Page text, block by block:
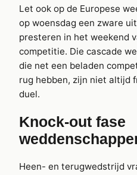
Let ook op de Europese
op woensdag een zware
presteren in het weekend
competitie. Die cascade
die net een beladen
rug hebben, zijn niet altijd
duel.
Knock-out fase
Heen- en terugwedstrijd